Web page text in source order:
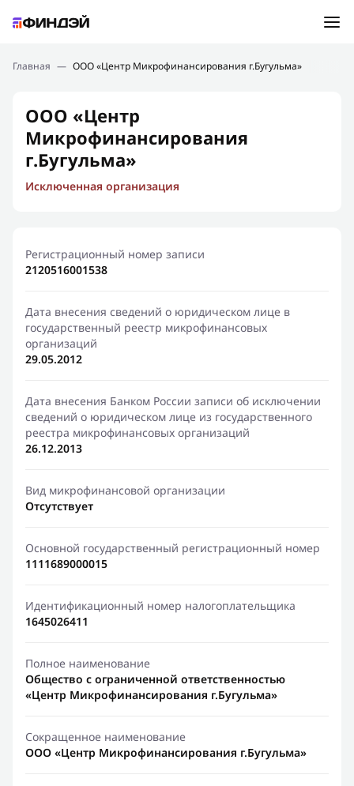
Подбор займа
Новости
Финансовое просвещение
Главная — ООО «Центр Микрофинансирования г.Бугульма»
ООО «Центр
Микрофинансирования
г.Бугульма»
Исключенная организация
Регистрационный номер записи
2120516001538
Дата внесения сведений о юридическом лице в
государственный реестр микрофинансовых
организаций
29.05.2012
Дата внесения Банком России записи об исключении
сведений о юридическом лице из государственного
реестра микрофинансовых организаций
26.12.2013
Вид микрофинансовой организации
Отсутствует
Основной государственный регистрационный номер
1111689000015
Идентификационный номер налогоплательщика
1645026411
Полное наименование
Общество с ограниченной ответственностью
«Центр Микрофинансирования г.Бугульма»
Сокращенное наименование
ООО «Центр Микрофинансирования г.Бугульма»
Ошибка:Контактная форма не найдена.
Спасибо, что написали нам
Мы свяжемся с Вами в ближайшее время и сообщим
результат
Отправить новый запрос